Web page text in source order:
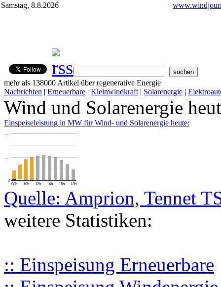
Samstag, 8.8.2026
mehr als 138000 Artikel über regenerative Energie
Nachrichten | Erneuerbare | Kleinwindkraft | Solarenergie |
Wind und Solarenergie
Einspeiseleistung in MW für Wind- und Solarenergie heute:
08h 10h 12h 14h 16h 18h
0
…
…
Quelle: Amprion, Tennet
weitere Statistiken:
:: Einspeisung Erneuerbare